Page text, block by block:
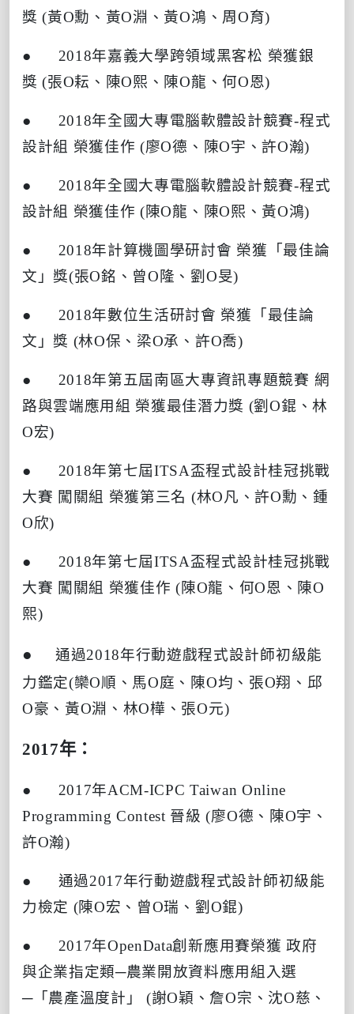
獎 (黃O勳、黃O淵、黃O鴻、周 O育)
● 2018年嘉義大學跨領域黑客松 榮獲銀
獎 (張O耘、陳O熙、陳O龍、何O恩)
● 2018年全國大專電腦軟體設計競賽-程式
設計組 榮獲佳作 (廖O德、陳O宇、許O瀚)
● 2018年全國大專電腦軟體設計競賽-程式
設計組 榮獲佳作 (陳O龍、陳O熙、黃O鴻)
● 2018年計算機圖學研討會 榮獲「最佳論
文」獎(張O銘、曾O隆、劉 O旻)
● 2018年數位生活研討會 榮獲「最佳論
文」獎 (林O保、梁O承、許O喬)
● 2018年第五屆南區大專資訊專題競賽 網
路與雲端應用組 榮獲最佳潛力獎 (劉O錕、林
O宏)
● 2018年第七屆ITSA盃程式設計桂冠挑戰
大賽 闖關組 榮獲第三名 (林O凡、許O勳、鍾
O欣)
● 2018年第七屆ITSA盃程式設計桂冠挑戰
大賽 闖關組 榮獲佳作 (陳O龍、何O恩、陳O
熙)
●通過2018年行動遊戲程式設計師初級能
力鑑定(欒O順、馬O庭、陳O均、張O翔、邱
O豪、黃O淵、林O樺、張O元)
2017年：
● 2017年ACM-ICPC Taiwan Online
Programming Contest 晉級 (廖O德、陳O宇、
許O瀚)
● 通過2017年行動遊戲程式設計師初級能
力檢定 (陳O宏、曾O瑞、劉 O錕)
● 2017年OpenData創新應用賽榮獲 政府
與企業指定類─農業開放資料應用組入選
─「農產溫度計」 (謝O穎、詹O宗、沈O慈、